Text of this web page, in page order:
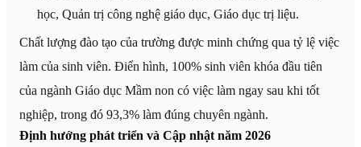
học, Quản trị công nghệ giáo dục, Giáo dục trị liệu.
Chất lượng đào tạo của trường được minh chứng qua tỷ lệ việc
làm của sinh viên. Điển hình, 100% sinh viên khóa đầu tiên
của ngành Giáo dục Mầm non có việc làm ngay sau khi tốt
nghiệp, trong đó 93,3% làm đúng chuyên ngành.
Định hướng phát triển và Cập nhật năm 2026